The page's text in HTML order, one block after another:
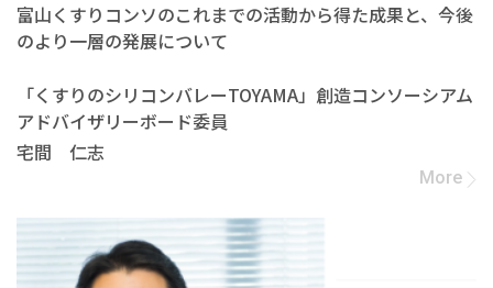
富山くすりコンソのこれまでの活動から得た成果と、今後
のより一層の発展について
「くすりのシリコンバレーTOYAMA」創造コンソーシアム
アドバイザリーボード委員
宅間 仁志
More